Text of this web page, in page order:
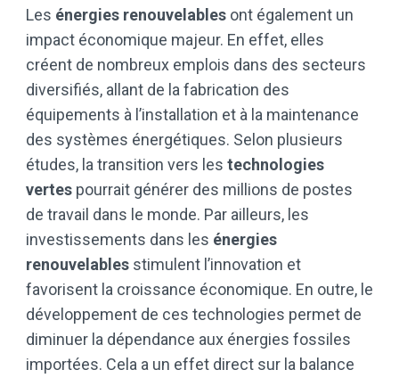
Les énergies renouvelables ont également un
impact économique majeur. En effet, elles
créent de nombreux emplois dans des secteurs
diversifiés, allant de la fabrication des
équipements à l’installation et à la maintenance
des systèmes énergétiques. Selon plusieurs
études, la transition vers les technologies
vertes pourrait générer des millions de postes
de travail dans le monde. Par ailleurs, les
investissements dans les énergies
renouvelables stimulent l’innovation et
favorisent la croissance économique. En outre, le
développement de ces technologies permet de
diminuer la dépendance aux énergies fossiles
importées. Cela a un effet direct sur la balance